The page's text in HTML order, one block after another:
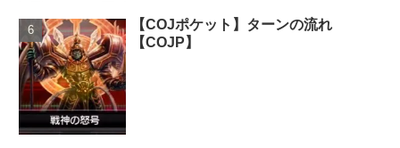
【COJポケット】ターンの流れ
【COJP】